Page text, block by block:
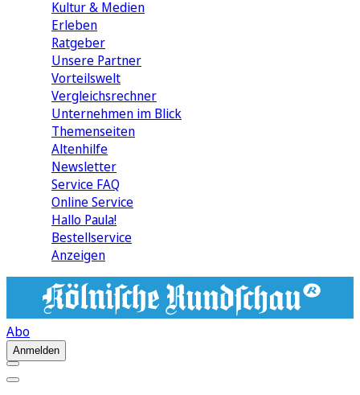
Kultur & Medien
Erleben
Ratgeber
Unsere Partner
Vorteilswelt
Vergleichsrechner
Unternehmen im Blick
Themenseiten
Altenhilfe
Newsletter
Service FAQ
Online Service
Hallo Paula!
Bestellservice
Anzeigen
Abo
Anmelden